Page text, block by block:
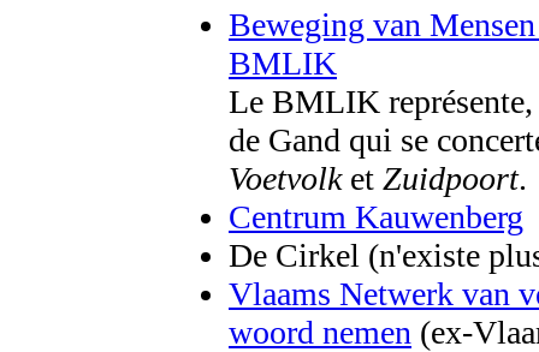
Beweging van
BMLIK
Le BMLIK
de Gand qui se
Voetvolket Zuidpoort.
Centrum Kauwenberg
De Cirkel (n'existe
Vlaams Netwerk van
woord nemen (ex-